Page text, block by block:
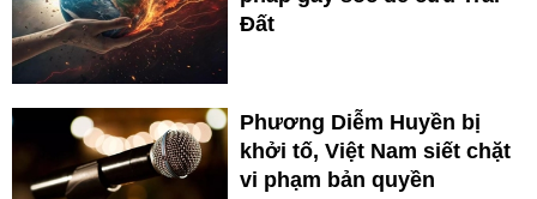
Đất
Phương Diễm Huyền bị
khởi tố, Việt Nam siết chặt
vi phạm bản quyền